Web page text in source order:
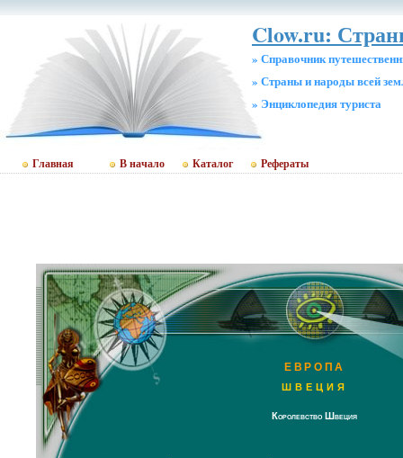
Clow.ru:
» Справочник
» Страны и народы всей
» Энциклопедия туриста
Главная В начало Каталог Рефераты
ЕВРОПА
ШВЕЦИЯ
Королевство Швеция